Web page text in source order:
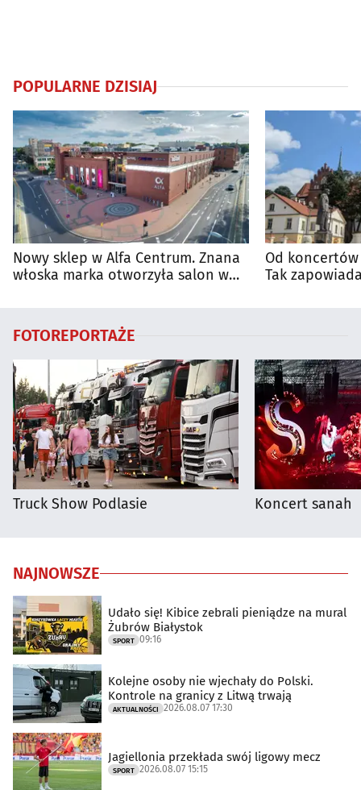
POPULARNE DZISIAJ
Nowy sklep w Alfa Centrum. Znana
włoska marka otworzyła salon w
Od
Tak
FOTOREPORTAŻE
Truck Show Podlasie Koncert sanah
NAJNOWSZE
Udało się! Kibice zebrali pieniądze na mural
Żubrów Białystok
SPORT 09:16
Kolejne osoby nie wjechały do Polski.
Kontrole na granicy z Litwą trwają
AKTUALNOŚCI 2026.08.07 17:30
Jagiellonia przekłada swój ligowy mecz
SPORT 2026.08.07 15:15